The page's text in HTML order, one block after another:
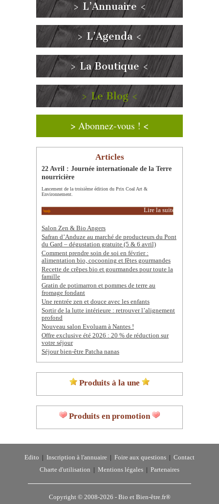
> L’Annuaire <
> L’Agenda <
> La Boutique <
> Le Blog <
> Abonnez-vous ! <
Articles
22 Avril : Journée internationale de la Terre
nourricière
Lancement de la troisième édition du Prix Coal Art &
Environnement.
Lire la suite
Salon Zen & Bio Angers
Safran d’Anduze au marché de producteurs du Pont
du Gard – dégustation gratuite (5 & 6 avril)
Comment prendre soin de soi en février :
alimentation bio, cocooning et fêtes gourmandes
Recette de crêpes bio et gourmandes pour toute la
famille
Gratin de potimarron et pommes de terre au
fromage fondant
Une rentrée zen et douce avec les enfants
Sortir de la lutte intérieure : retrouver l’alignement
profond
Nouveau salon Evoluam à Nantes !
Offre exclusive été 2026 : 20 % de réduction sur
votre séjour
Séjour bien-être Patcha nanas
Produits à la une
Produits en promotion
Edito Inscription à l'annuaire Foire aux questions
Contact
Charte d'utilisation
Mentions légales Partenaires
Copyright © 2008-2026 - Bio et Bien-être.fr®